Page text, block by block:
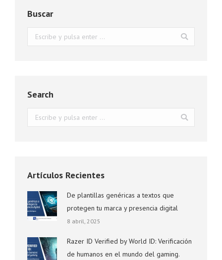
Buscar
Buscar:
Search
Buscar:
Artículos Recientes
De plantillas genéricas a textos que
protegen tu marca y presencia digital
8 abril, 2025
Razer ID Verified by World ID: Verificación
de humanos en el mundo del gaming.